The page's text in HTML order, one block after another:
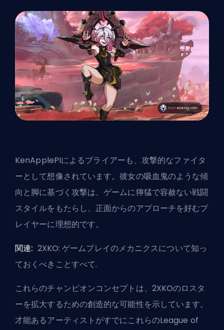
KenApplePIによるブライアーも、攻撃的なファイタ
ーとして想像されています。彼女の吸血鬼のような傾
向と脚に基づく攻撃は、ゲームに獰猛で容赦ない戦闘
スタイルをもたらし、正面からのアプローチを好むプ
レイヤーに理想的です。
関連: 2XKO: ゲームプレイのメカニクスについて知っ
ておくべきことすべて.
これらのチャンピオンコンセプトは、2XKOのロスタ
ーを拡大するための創造的な可能性を示しています。
才能あるアーティストがすでにこれらのLeague of